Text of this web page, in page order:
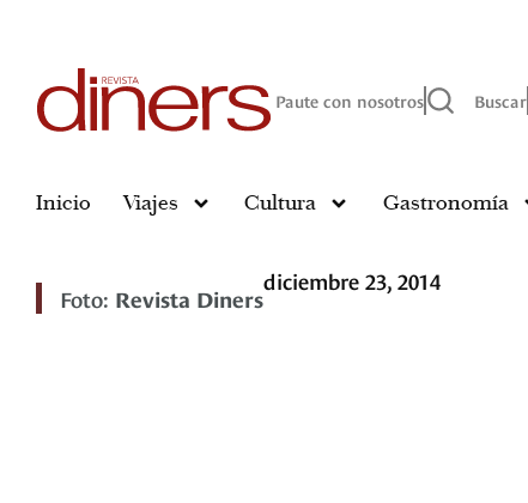
Paute con nosotros Buscar
Inicio Viajes Cultura Gastronomía
Foto: Revista Diners
diciembre 23, 2014